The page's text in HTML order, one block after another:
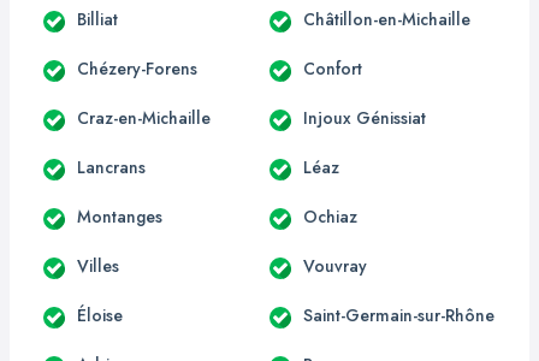
Billiat Châtillon-en-Michaille
Chézery-Forens Confort
Craz-en-Michaille Injoux Génissiat
Lancrans Léaz
Montanges Ochiaz
Villes Vouvray
Éloise Saint-Germain-sur-Rhône